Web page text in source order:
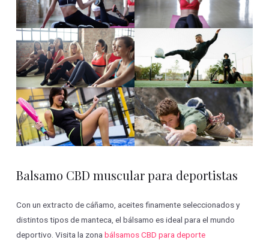
Balsamo CBD muscular para deportistas
Con un extracto de cáñamo, aceites finamente seleccionados y
distintos tipos de manteca, el bálsamo es ideal para el mundo
deportivo. Visita la zonabálsamos CBD para deporte